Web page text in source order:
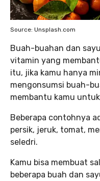
Source: Unsplash.com
Buah-buahan dan
vitamin yang
itu, jika kamu hanya
mengonsumsi buah-
membantu kamu
Beberapa contohnya
persik, jeruk, tomat,
seledri.
Kamu bisa membuat
beberapa buah dan